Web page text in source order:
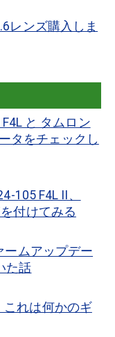
レンズ購入しま
と タムロン
タをチェックし
105 F4L II、
付けてみる
ームアップデー
た話
これは何かのギ